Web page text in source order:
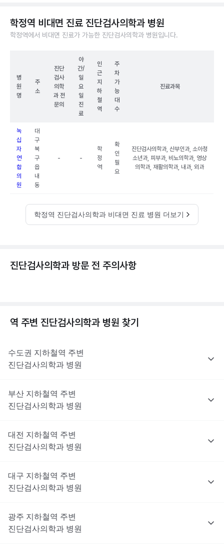
학정역 비대면 진료 진단검사의학과 병원
학정역에서 비대면 진료가 가능한 진단검사의학과 병원입니다.
병
원
명
주
소
진단
검사
의학
과 전
문의
야
간/
일
요
일
진
료
인
근
지
하
철
역
주
차
가
능
대
수
진료과목
녹
십
자
연
합
의
원
대
구
북
구
읍
내
동
- -
학
정
역
확
인
필
요
진단검사의학과, 산부인과, 소아청
소년과, 피부과, 비뇨의학과, 영상
의학과, 재활의학과, 내과, 외과
학정역 진단검사의학과 비대면 진료 병원 더보기
진단검사의학과 방문 전 주의사항
역 주변 진단검사의학과 병원 찾기
수도권 지하철역 주변
진단검사의학과 병원
부산 지하철역 주변
진단검사의학과 병원
대전 지하철역 주변
진단검사의학과 병원
대구 지하철역 주변
진단검사의학과 병원
광주 지하철역 주변
진단검사의학과 병원